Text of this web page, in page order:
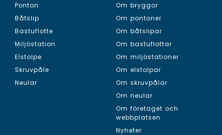
Ponton
Båtslip
Bastuflotte
Miljöstation
Elstolpe
Skruvpåle
Neular
Om bryggor
Om pontoner
Om båtslipar
Om bastuflottar
Om miljöstationer
Om elstolpar
Om skruvpålar
Om neular
Om företaget och
webbplatsen
Nyheter